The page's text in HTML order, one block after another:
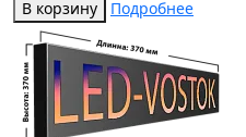
В корзину Подробнее